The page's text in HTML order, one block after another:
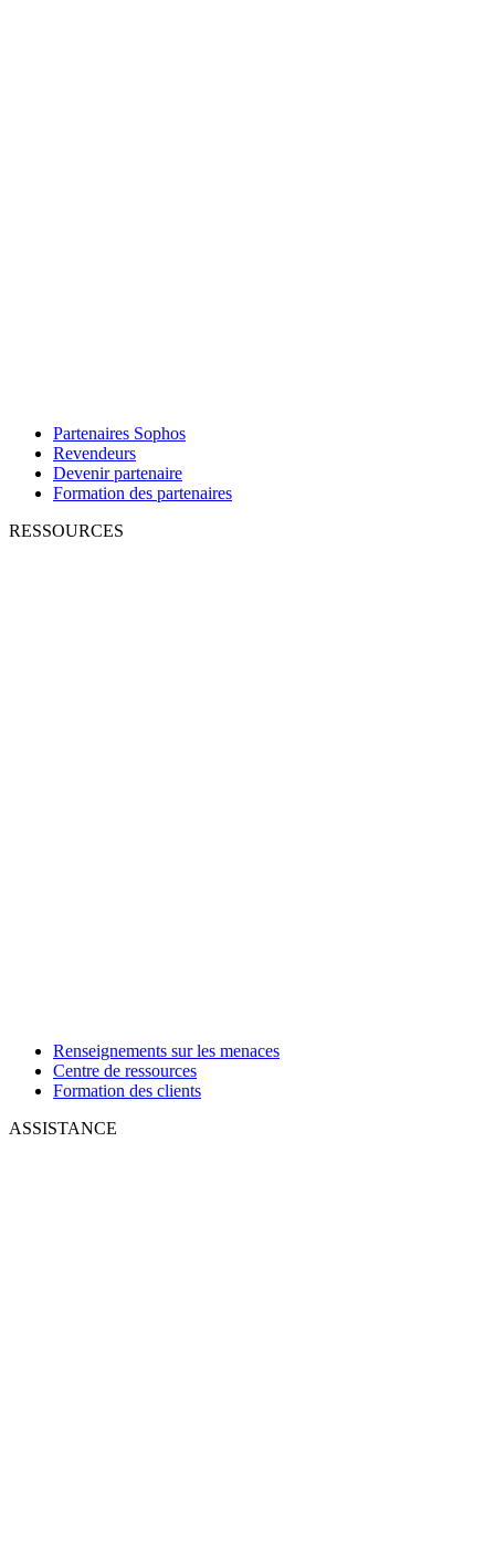
Partenaires Sophos
Revendeurs
Devenir partenaire
Formation des partenaires
RESSOURCES
Renseignements sur les menaces
Centre de ressources
Formation des clients
ASSISTANCE